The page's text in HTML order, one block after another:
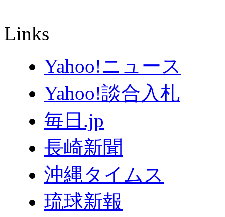
Links
Yahoo!ニュース
Yahoo!談合入札
毎日.jp
長崎新聞
沖縄タイムス
琉球新報